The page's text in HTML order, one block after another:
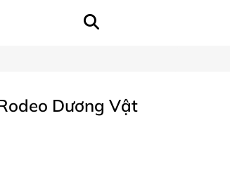
Dương Vật